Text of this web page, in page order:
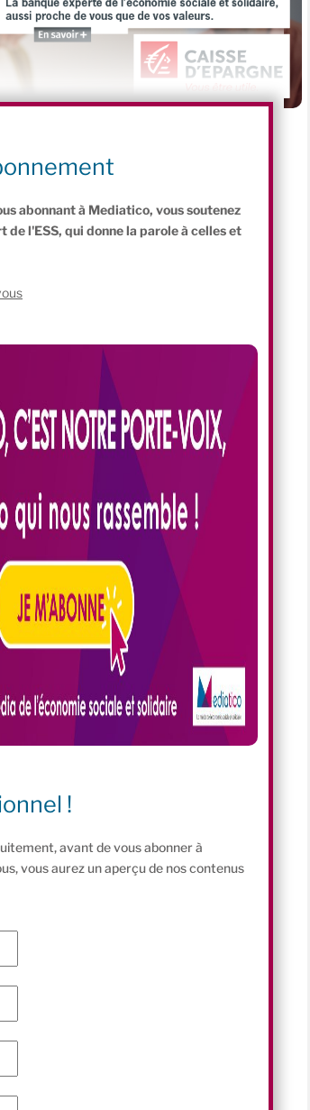
abonnant à Mediatico, vous soutenez
l'ESS, qui donne la parole à celles et
!
avant de vous abonner à
vous aurez un aperçu de nos contenus